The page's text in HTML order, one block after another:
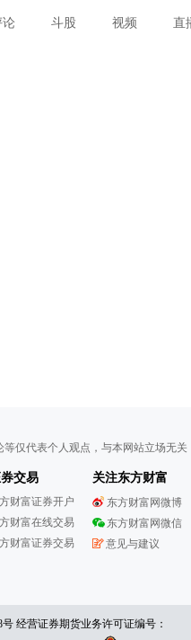
论 斗股 视频 直
仅代表个人观点，与本网站立场无
交易
财富证券开户
财富在线交易
财富证券交易
关注东方财富
东方财富网微博
东方财富网微信
意见与建议
经营证券期货业务许可证编号：